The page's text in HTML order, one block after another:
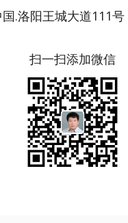
.洛阳王城大道111号
扫一扫添加微信